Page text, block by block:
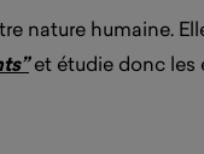
nature humaine.
et étudie donc les